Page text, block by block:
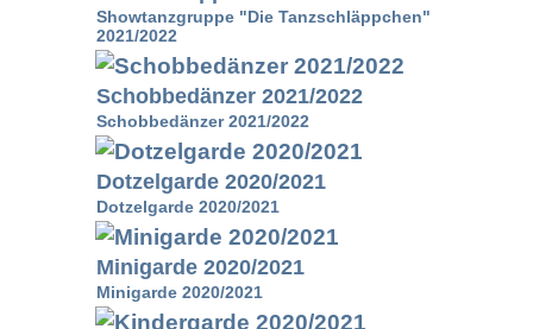
Showtanzgruppe "Die Tanzschläppchen"
2021/2022
Schobbedänzer 2021/2022
Schobbedänzer 2021/2022
Dotzelgarde 2020/2021
Dotzelgarde 2020/2021
Minigarde 2020/2021
Minigarde 2020/2021